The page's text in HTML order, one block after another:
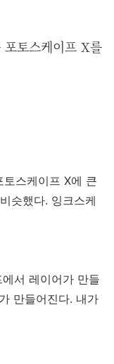
토스케이프 X를
스케이프 X에 큰
슷했다. 잉크스케
서 레이어가 만들
만들어진다. 내가